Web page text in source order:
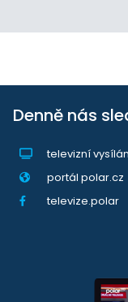
Denně nás
televizní
portál polar.cz
televize.polar